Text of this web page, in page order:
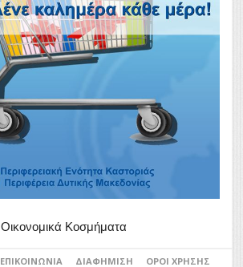
Οικονομικά Κοσμήματα
ΕΠΙΚΟΙΝΩΝΊΑ ΔΙΑΦΉΜΙΣΗ ΌΡΟΙ ΧΡΉΣΗΣ